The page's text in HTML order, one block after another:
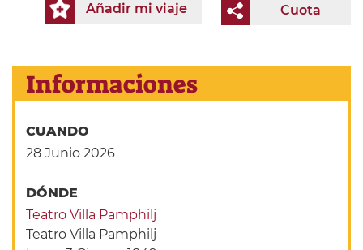
Cuota
Añadir mi viaje
Informaciones
CUANDO
28 Junio 2026
DÓNDE
Teatro Villa Pamphilj
Teatro Villa Pamphilj